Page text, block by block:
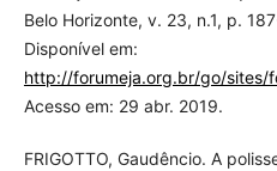
Belo Horizonte, v. 23, n.1, p.
Disponível em:
http://forumeja.org.br/go/sites/
Acesso em: 29 abr. 2019.
FRIGOTTO, Gaudêncio. A